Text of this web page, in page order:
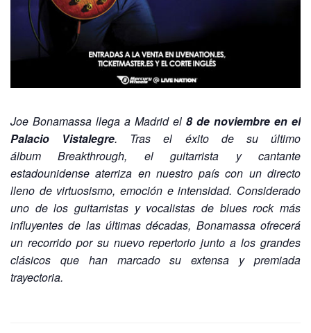
Joe Bonamassa llega a Madrid el 8 de noviembre en el
Palacio Vistalegre. Tras el éxito de su último
álbum Breakthrough, el guitarrista y cantante
estadounidense aterriza en nuestro país con un directo
lleno de virtuosismo, emoción e intensidad. Considerado
uno de los guitarristas y vocalistas de blues rock más
influyentes de las últimas décadas, Bonamassa ofrecerá
un recorrido por su nuevo repertorio junto a los grandes
clásicos que han marcado su extensa y premiada
trayectoria.